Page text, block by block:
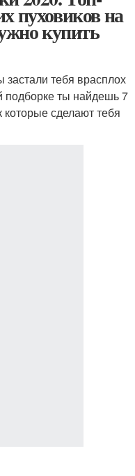
пуховиков на
купить
тебя врасплох
подборке ты найдешь 7
сделают тебя